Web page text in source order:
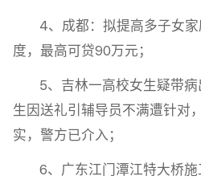
4、成都：拟提高多子女
度，最高可贷90万元；
5、吉林一高校女生疑带
生因送礼引辅导员不满遭针对
实，警方已介入；
6、广东江门潭江特大桥